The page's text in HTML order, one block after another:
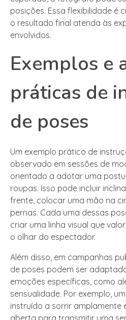
posições. Essa flexibilidade é
o resultado final atenda às
envolvidos.
Exemplos e
práticas de
de poses
Um exemplo prático de
observado em sessões de
orientado a adotar uma
roupas. Isso pode incluir
frente, colocar uma mão na
pernas. Cada uma dessas
criar uma linha visual que
o olhar do espectador.
Além disso, em campanhas
de poses podem ser
emoções específicas, como
sensualidade. Por exemplo,
instruído a sorrir amplamente
aberta para transmitir uma